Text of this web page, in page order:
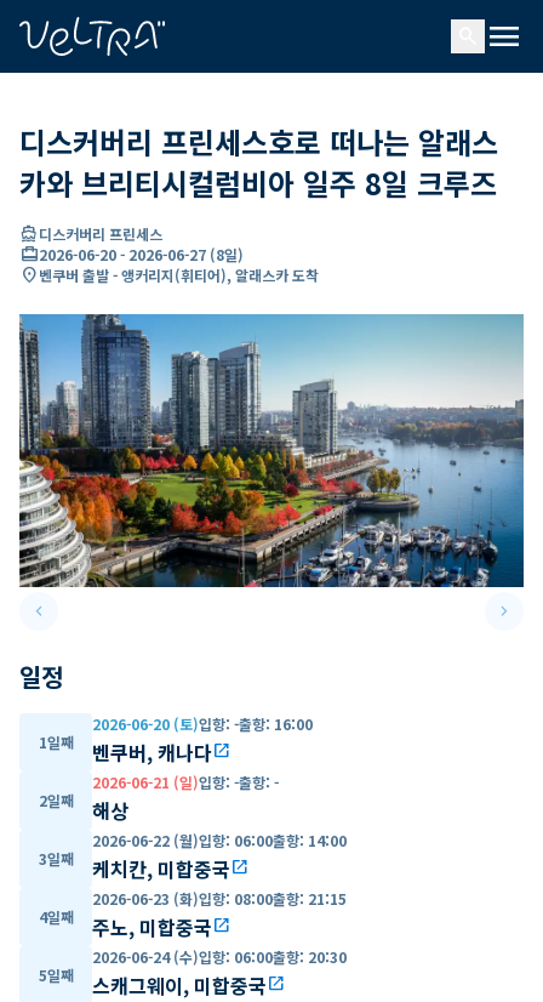
menu
디스커버리 프린세스호로 떠나는 알래스
카와 브리티시컬럼비아 일주 8일 크루즈
directions_boat디스커버리 프린세스
card_travel2026-06-20- 2026-06-27 (8일)
location_on벤쿠버 출발 - 앵커리지(휘티어), 알래스카 도착
keyboard_arrow_leftPrevious slide keyboard_arrow_right
일정
1일째
2026-06-20 (토)입항: -출항: 16:00
벤쿠버, 캐나다open_in_new
2일째
2026-06-21 (일)입항: -출항: -
해상
3일째
2026-06-22 (월)입항: 06:00출항: 14:00
케치칸, 미합중국open_in_new
4일째
2026-06-23 (화)입항: 08:00출항: 21:15
주노, 미합중국open_in_new
5일째
2026-06-24 (수)입항: 06:00출항: 20:30
스캐그웨이, 미합중국open_in_new